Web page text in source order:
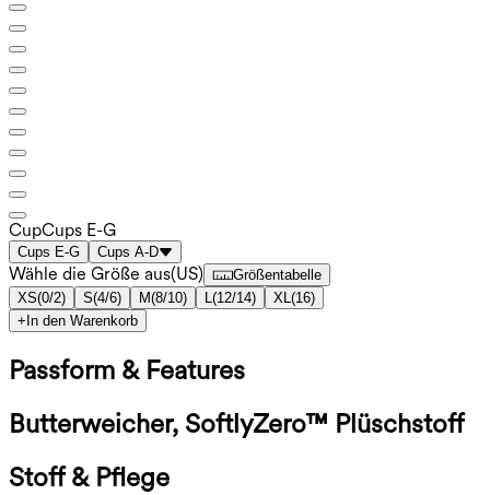
CupCups E-G
Cups E-G Cups A-D
Wähle die Größe aus(US)
Größentabelle
XS(0/2) S(4/6) M(8/10) L(12/14) XL(16)
+ In den Warenkorb
Passform & Features
Butterweicher, SoftlyZero™ Plüschstoff
Stoff & Pflege